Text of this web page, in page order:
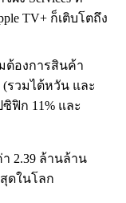
TV+ ก็เติบโตถึง
ต้องการสินค้า
รวมไต้หวัน และ
ซิฟิก 11% และ
2.39 ล้านล้าน
ดในโลก